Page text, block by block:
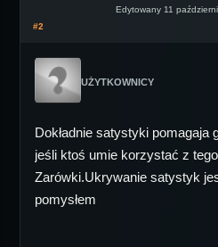
Edytowany 11
#2
UŻYTKOWNICY
Dokładnie satystyki
jeśli ktoś umie korzystać z
Zarówki.Ukrywanie satystyk
pomysłem